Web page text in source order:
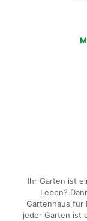
Ihr Garten ist
Leben?
Gartenhaus für
jeder Garten ist